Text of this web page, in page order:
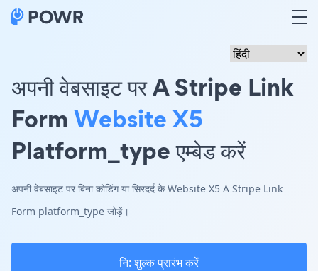
अपनी वेबसाइट पर A Stripe Link
Form Website X5
Platform_type एम्बेड करें
अपनी वेबसाइट पर बिना कोडिंग या सिरदर्द के Website X5 A Stripe Link
Form platform_type जोड़ें।
नि: शुल्क प्रारंभ करें